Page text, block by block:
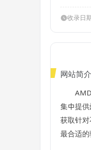
收录日
网站简介
集中提供
获取针
最合适